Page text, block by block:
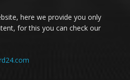
here we provide you only
for this you can check our